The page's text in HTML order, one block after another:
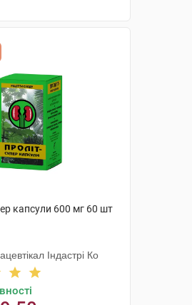
капсули 600 мг 60 шт
Індастрі Ко